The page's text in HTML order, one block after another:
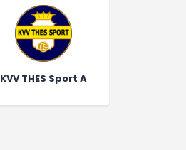
KVV THES Sport A